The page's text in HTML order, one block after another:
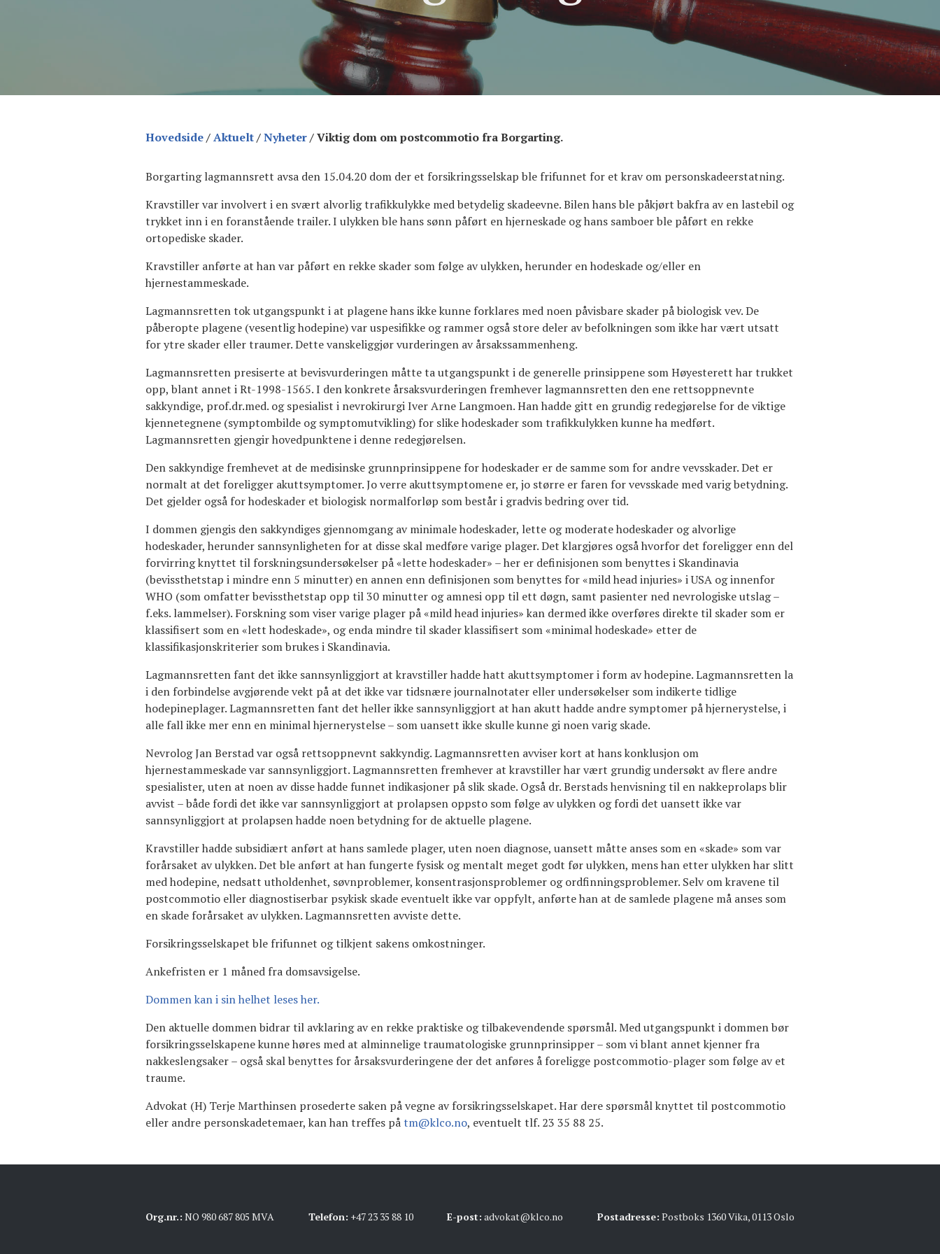
Hovedside/Aktuelt/Nyheter/Viktig dom om postcommotio fra Borgarting.
Borgarting lagmannsrett avsa den 15.04.20 dom der et forsikringsselskap ble frifunnet for et krav om personskadeerstatning.
Kravstiller var involvert i en svært alvorlig trafikkulykke med betydelig skadeevne. Bilen hans ble påkjørt bakfra av en lastebil og
trykket inn i en foranstående trailer. I ulykken ble hans sønn påført en hjerneskade og hans samboer ble påført en rekke
ortopediske skader.
Kravstiller anførte at han var påført en rekke skader som følge av ulykken, herunder en hodeskade og/eller en
hjernestammeskade.
Lagmannsretten tok utgangspunkt i at plagene hans ikke kunne forklares med noen påvisbare skader på biologisk vev. De
påberopte plagene (vesentlig hodepine) var uspesifikke og rammer også store deler av befolkningen som ikke har vært utsatt
for ytre skader eller traumer. Dette vanskeliggjør vurderingen av årsakssammenheng.
Lagmannsretten presiserte at bevisvurderingen måtte ta utgangspunkt i de generelle prinsippene som Høyesterett har trukket
opp, blant annet i Rt-1998-1565. I den konkrete årsaksvurderingen fremhever lagmannsretten den ene rettsoppnevnte
sakkyndige, prof.dr.med. og spesialist i nevrokirurgi Iver Arne Langmoen. Han hadde gitt en grundig redegjørelse for de viktige
kjennetegnene (symptombilde og symptomutvikling) for slike hodeskader som trafikkulykken kunne ha medført.
Lagmannsretten gjengir hovedpunktene i denne redegjørelsen.
Den sakkyndige fremhevet at de medisinske grunnprinsippene for hodeskader er de samme som for andre vevsskader. Det er
normalt at det foreligger akuttsymptomer. Jo verre akuttsymptomene er, jo større er faren for vevsskade med varig betydning.
Det gjelder også for hodeskader et biologisk normalforløp som består i gradvis bedring over tid.
I dommen gjengis den sakkyndiges gjennomgang av minimale hodeskader, lette og moderate hodeskader og alvorlige
hodeskader, herunder sannsynligheten for at disse skal medføre varige plager. Det klargjøres også hvorfor det foreligger enn del
forvirring knyttet til forskningsundersøkelser på «lette hodeskader» – her er definisjonen som benyttes i Skandinavia
(bevissthetstap i mindre enn 5 minutter) en annen enn definisjonen som benyttes for «mild head injuries» i USA og innenfor
WHO (som omfatter bevissthetstap opp til 30 minutter og amnesi opp til ett døgn, samt pasienter ned nevrologiske utslag –
f.eks. lammelser). Forskning som viser varige plager på «mild head injuries» kan dermed ikke overføres direkte til skader som er
klassifisert som en «lett hodeskade», og enda mindre til skader klassifisert som «minimal hodeskade» etter de
klassifikasjonskriterier som brukes i Skandinavia.
Lagmannsretten fant det ikke sannsynliggjort at kravstiller hadde hatt akuttsymptomer i form av hodepine. Lagmannsretten la
i den forbindelse avgjørende vekt på at det ikke var tidsnære journalnotater eller undersøkelser som indikerte tidlige
hodepineplager. Lagmannsretten fant det heller ikke sannsynliggjort at han akutt hadde andre symptomer på hjernerystelse, i
alle fall ikke mer enn en minimal hjernerystelse – som uansett ikke skulle kunne gi noen varig skade.
Nevrolog Jan Berstad var også rettsoppnevnt sakkyndig. Lagmannsretten avviser kort at hans konklusjon om
hjernestammeskade var sannsynliggjort. Lagmannsretten fremhever at kravstiller har vært grundig undersøkt av flere andre
spesialister, uten at noen av disse hadde funnet indikasjoner på slik skade. Også dr. Berstads henvisning til en nakkeprolaps blir
avvist – både fordi det ikke var sannsynliggjort at prolapsen oppsto som følge av ulykken og fordi det uansett ikke var
sannsynliggjort at prolapsen hadde noen betydning for de aktuelle plagene.
Kravstiller hadde subsidiært anført at hans samlede plager, uten noen diagnose, uansett måtte anses som en «skade» som var
forårsaket av ulykken. Det ble anført at han fungerte fysisk og mentalt meget godt før ulykken, mens han etter ulykken har slitt
med hodepine, nedsatt utholdenhet, søvnproblemer, konsentrasjonsproblemer og ordfinningsproblemer. Selv om kravene til
postcommotio eller diagnostiserbar psykisk skade eventuelt ikke var oppfylt, anførte han at de samlede plagene må anses som
en skade forårsaket av ulykken. Lagmannsretten avviste dette.
Forsikringsselskapet ble frifunnet og tilkjent sakens omkostninger.
Ankefristen er 1 måned fra domsavsigelse.
Dommen kan i sin helhet leses her.
Den aktuelle dommen bidrar til avklaring av en rekke praktiske og tilbakevendende spørsmål. Med utgangspunkt i dommen bør
forsikringsselskapene kunne høres med at alminnelige traumatologiske grunnprinsipper – som vi blant annet kjenner fra
nakkeslengsaker – også skal benyttes for årsaksvurderingene der det anføres å foreligge postcommotio-plager som følge av et
traume.
Advokat (H) Terje Marthinsen prosederte saken på vegne av forsikringsselskapet. Har dere spørsmål knyttet til postcommotio
eller andre personskadetemaer, kan han treffes påtm@klco.no, eventuelt tlf. 23 35 88 25.
Org.nr.: NO 980 687 805 MVA Telefon: +47 23 35 88 10 E-post: advokat@klco.no Postadresse: Postboks 1360 Vika, 0113 Oslo